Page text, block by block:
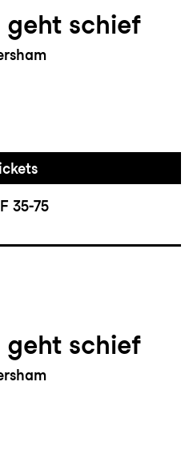
geht schief
35-75
geht schief